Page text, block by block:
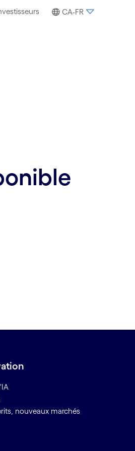
CA-FR
nouveaux marchés